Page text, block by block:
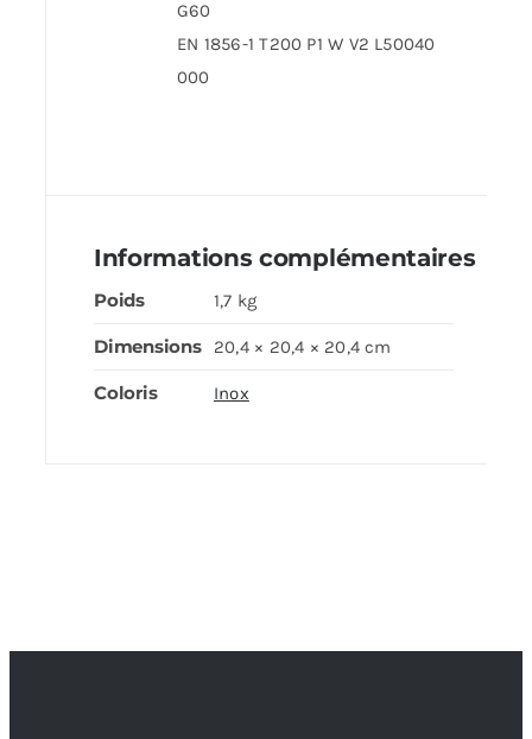
G60
EN 1856-1 T200 P1 W V2 L50040
000
Informations complémentaires
Poids 1,7 kg
Dimensions 20,4 × 20,4 × 20,4 cm
Coloris Inox